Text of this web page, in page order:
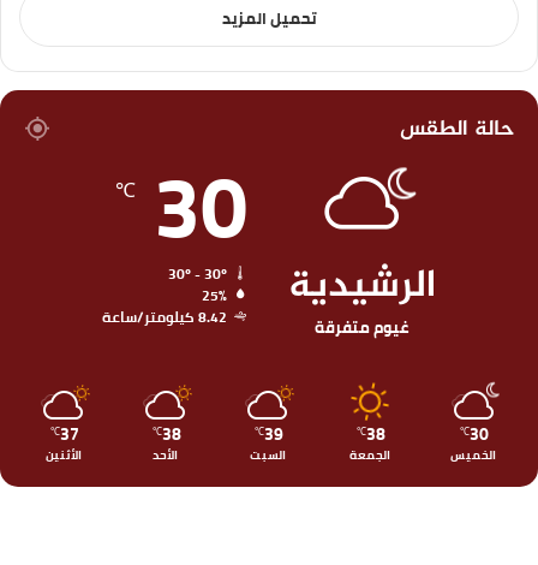
تحميل المزيد
حالة الطقس
الرشيدية
غيوم متفرقة
30
℃
25%
8.42 كيلومتر/ساعة
30
℃
الخميس
38
℃
الجمعة
39
℃
السبت
38
℃
الأحد
37
℃
الأثنين